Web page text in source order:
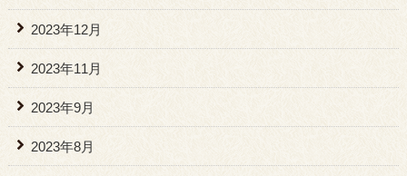
2023年12月
2023年11月
2023年9月
2023年8月